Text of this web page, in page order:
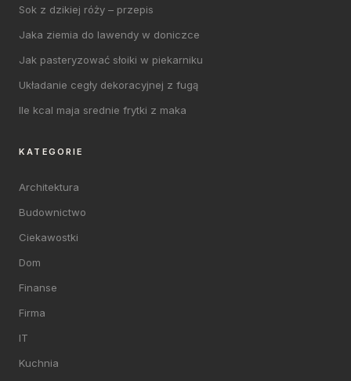
Sok z dzikiej róży – przepis
Jaka ziemia do lawendy w doniczce
Jak pasteryzować słoiki w piekarniku
Układanie cegły dekoracyjnej z fugą
Ile kcal maja srednie frytki z maka
KATEGORIE
Architektura
Budownictwo
Ciekawostki
Dom
Finanse
Firma
IT
Kuchnia